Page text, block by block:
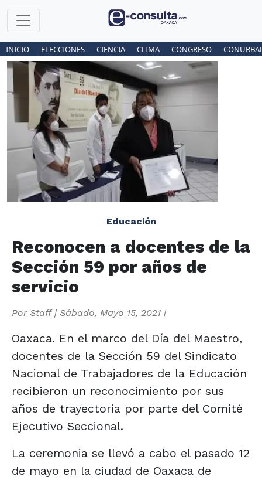
INICIO ELECCIONES CIENCIA CLIMA CONGRESO
Educación
Reconocen a docentes de la
Sección 59 por años de
servicio
Por Staff| Sábado, Mayo 15, 2021 |
Oaxaca. En el marco del Día del Maestro,
docentes de la Sección 59 del Sindicato
Nacional de Trabajadores de la Educación
recibieron un reconocimiento por sus
años de trayectoria por parte del Comité
Ejecutivo Seccional.
La ceremonia se llevó a cabo el pasado 12
de mayo en la ciudad de Oaxaca de